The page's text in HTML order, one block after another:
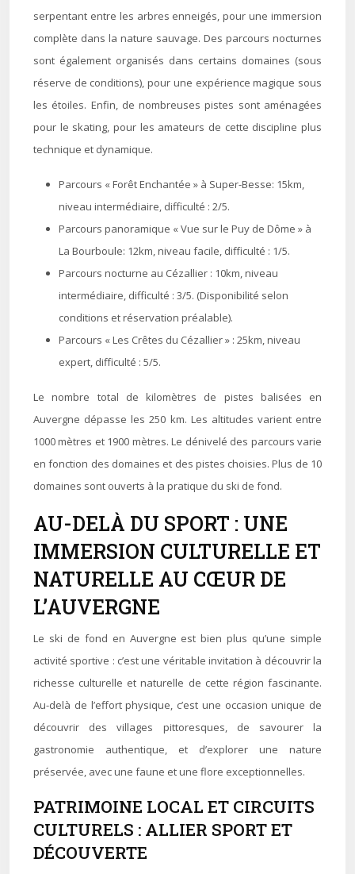
serpentant entre les arbres enneigés, pour une immersion
complète dans la nature sauvage. Des parcours nocturnes
sont également organisés dans certains domaines (sous
réserve de conditions), pour une expérience magique sous
les étoiles. Enfin, de nombreuses pistes sont aménagées
pour le skating, pour les amateurs de cette discipline plus
technique et dynamique.
Parcours « Forêt Enchantée » à Super-Besse: 15km,
niveau intermédiaire, difficulté : 2/5.
Parcours panoramique « Vue sur le Puy de Dôme » à
La Bourboule: 12km, niveau facile, difficulté : 1/5.
Parcours nocturne au Cézallier : 10km, niveau
intermédiaire, difficulté : 3/5. (Disponibilité selon
conditions et réservation préalable).
Parcours « Les Crêtes du Cézallier » : 25km, niveau
expert, difficulté : 5/5.
Le nombre total de kilomètres de pistes balisées en
Auvergne dépasse les 250 km. Les altitudes varient entre
1000 mètres et 1900 mètres. Le dénivelé des parcours varie
en fonction des domaines et des pistes choisies. Plus de 10
domaines sont ouverts à la pratique du ski de fond.
AU-DELÀ DU SPORT : UNE
IMMERSION CULTURELLE ET
NATURELLE AU CŒUR DE
L’AUVERGNE
Le ski de fond en Auvergne est bien plus qu’une simple
activité sportive : c’est une véritable invitation à découvrir la
richesse culturelle et naturelle de cette région fascinante.
Au-delà de l’effort physique, c’est une occasion unique de
découvrir des villages pittoresques, de savourer la
gastronomie authentique, et d’explorer une nature
préservée, avec une faune et une flore exceptionnelles.
PATRIMOINE LOCAL ET CIRCUITS
CULTURELS : ALLIER SPORT ET
DÉCOUVERTE